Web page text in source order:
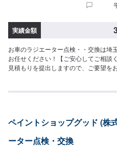
実績金額
お車のラジエーター点検・・交換は埼
お任せください！【ご安心してご相談
見積もりを提出しますので、ご要望を
いたします。お車のことでご不明な点
【4】修理開始【5】修理終了・お支払
いて】作業中にお車が必要なお客様
ので事前にご相談ください。代車は、
ペイントショップグッド (株
ーター点検・交換